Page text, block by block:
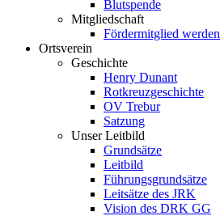
Blutspende
Mitgliedschaft
Fördermitglied werden
Ortsverein
Geschichte
Henry Dunant
Rotkreuzgeschichte
OV Trebur
Satzung
Unser Leitbild
Grundsätze
Leitbild
Führungsgrundsätze
Leitsätze des JRK
Vision des DRK GG